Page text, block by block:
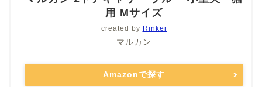
用 Mサイズ
created by Rinker
マルカン
Amazonで探す